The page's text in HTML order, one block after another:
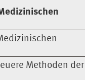
Methoden der